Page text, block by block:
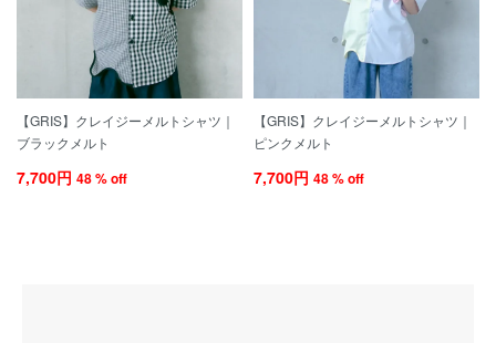
【GRIS】クレイジーメルトシャツ｜
ブラックメルト
7,700円 48 % off
【GRIS】クレイジーメルトシャツ｜
ピンクメルト
7,700円 48 % off